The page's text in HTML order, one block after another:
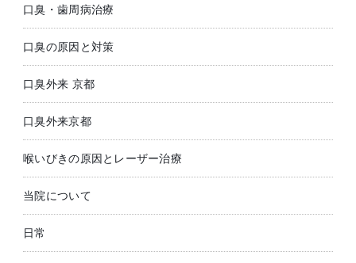
口臭・歯周病治療
口臭の原因と対策
口臭外来 京都
口臭外来京都
喉いびきの原因とレーザー治療
当院について
日常